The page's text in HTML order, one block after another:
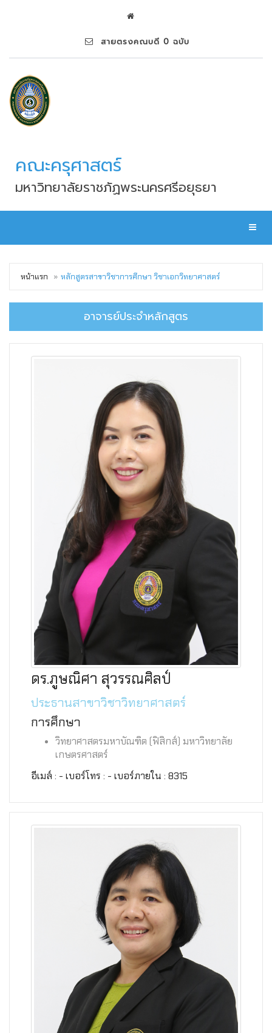
สายตรงคณบดี 0 ฉบับ
คณะครุศาสตร์
มหาวิทยาลัยราชภัฏพระนครศรีอยุธยา
หน้าแรก หลักสูตรสาขาวิชาการศึกษา วิชาเอกวิทยาศาสตร์
อาจารย์ประจำหลักสูตร
ดร.ภูษณิศา สุวรรณศิลป์
ประธานสาขาวิชาวิทยาศาสตร์
การศึกษา
วิทยาศาสตรมหาบัณฑิต (ฟิสิกส์) มหาวิทยาลัย
เกษตรศาสตร์
อีเมล์ : - เบอร์โทร : - เบอร์ภายใน : 8315